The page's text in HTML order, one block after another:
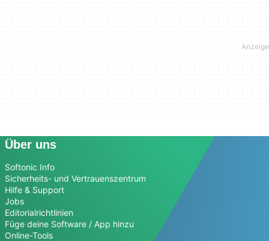
Über uns
Softonic Info
Sicherheits- und Vertrauenszentrum
Hilfe & Support
Jobs
Editorialrichtlinien
Füge deine Software / App hinzu
Online-Tools